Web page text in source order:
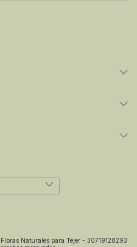
Naturales para Tejer - 30719128293